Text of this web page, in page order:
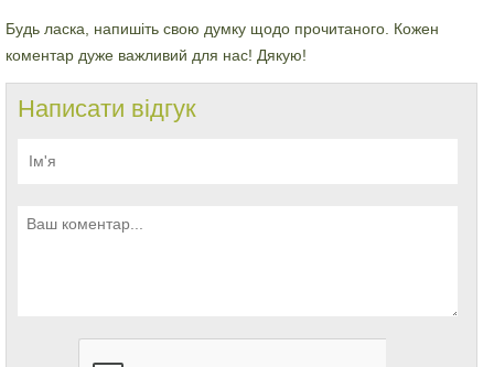
Написати відгук
Будь ласка, напишіть свою думку щодо прочитаного. Кожен
коментар дуже важливий для нас! Дякую!